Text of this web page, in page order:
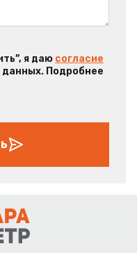
я даю согласие
данных. Подробнее